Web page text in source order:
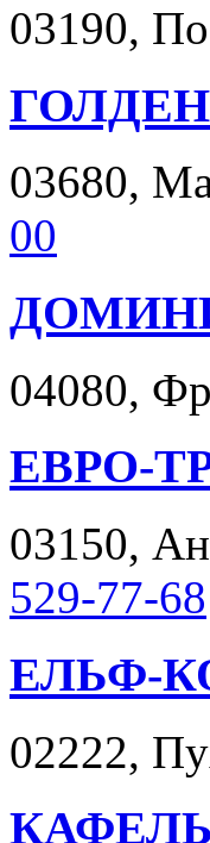
03190,
03680,
00
04080,
ЕВРО-
03150,
529-77-68
ЕЛЬФ-
02222,